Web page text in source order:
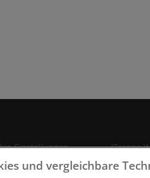
Einstellungen ITscope
und vergleichbare